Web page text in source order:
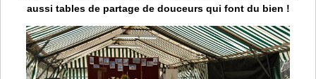
aussi tables de partage de douceurs qui font du bien !